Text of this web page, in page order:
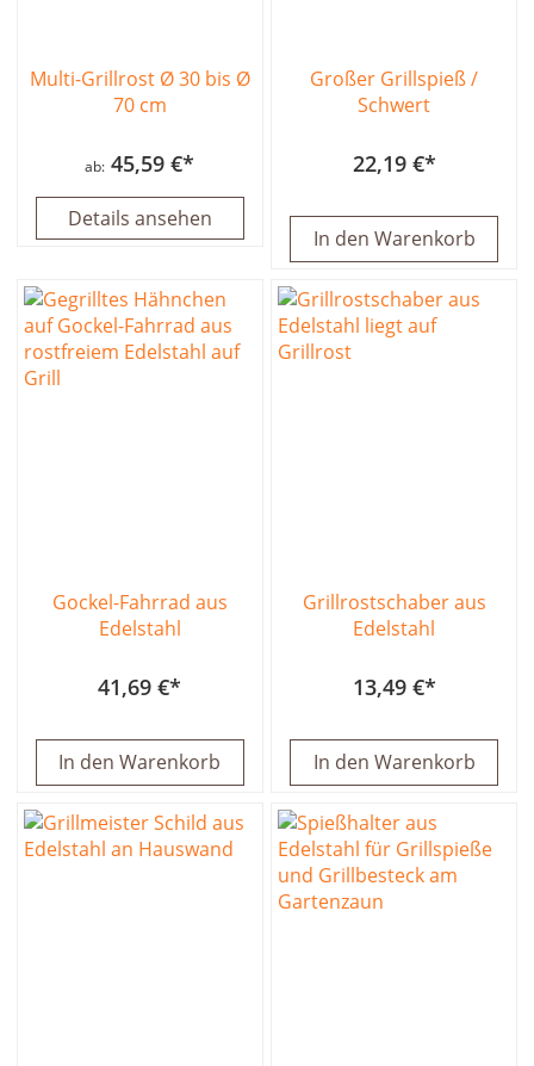
Multi-Grillrost Ø 30 bis Ø
70 cm
ab 45,59 €
Details ansehen
Großer Grillspieß /
Schwert
22,19 €
In den Warenkorb
Gockel-Fahrrad aus
Edelstahl
41,69 €
In den Warenkorb
Grillrostschaber aus
Edelstahl
13,49 €
In den Warenkorb